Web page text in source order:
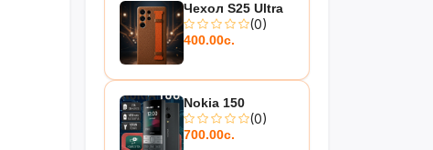
Чехол S25 Ultra
(0)
400.00с.
Nokia 150
(0)
700.00с.